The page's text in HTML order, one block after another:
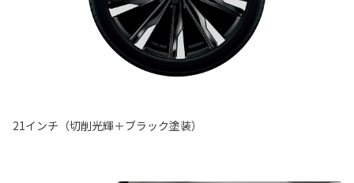
21インチ（切削光輝＋ブラック塗装）